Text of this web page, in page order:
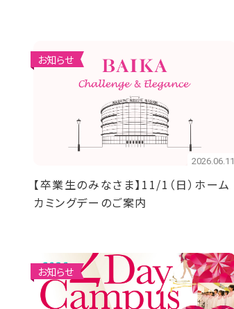
お知らせ
2026.06.11
【卒業生のみなさま】11/1（日）ホーム
カミングデーのご案内
お知らせ